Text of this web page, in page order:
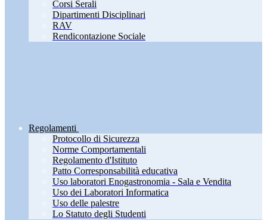
Corsi Serali
Dipartimenti Disciplinari
RAV
Rendicontazione Sociale
Regolamenti
Protocollo di Sicurezza
Norme Comportamentali
Regolamento d'Istituto
Patto Corresponsabilità educativa
Uso laboratori Enogastronomia - Sala e Vendita
Uso dei Laboratori Informatica
Uso delle palestre
Lo Statuto degli Studenti